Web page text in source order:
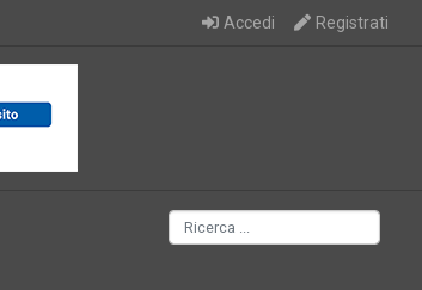
Accedi Registrati